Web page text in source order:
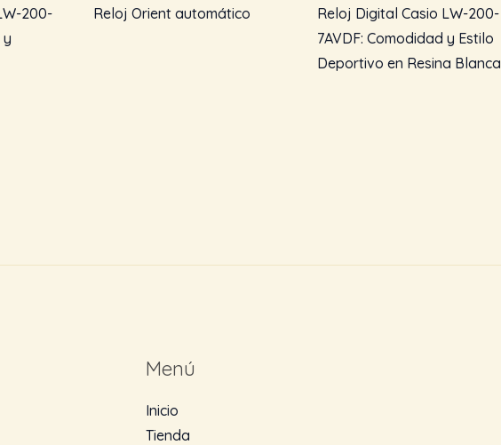
200-
y
Reloj Orient automático
Reloj Digital Casio LW-200-
7AVDF: Comodidad y Estilo
Deportivo en Resina Blanca
Menú
Inicio
Tienda